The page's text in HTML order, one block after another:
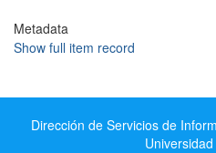
Metadata
Show full item record
Dirección de Servicios de